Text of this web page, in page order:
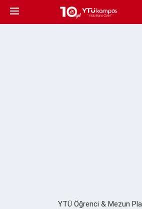
YTÜ Öğrenci & Mezun